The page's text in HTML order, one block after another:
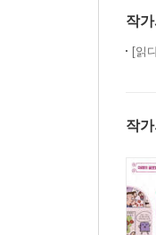
CRAZY
CRAZY
CRAZY
CRAZY
CRAZY
작
[읽
작